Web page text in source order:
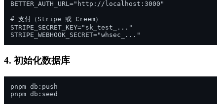
BETTER_AUTH_URL="http://localhost:3000"
# 支付（Stripe 或 Creem）
STRIPE_SECRET_KEY="sk_test_..."
4. 初始化数据库
pnpm db:push